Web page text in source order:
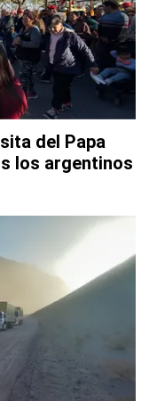
del Papa
los argentinos